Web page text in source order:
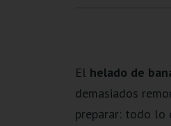
El helado de
demasiados
preparar: todo lo